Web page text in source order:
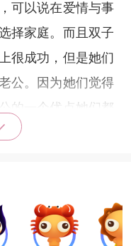
以说在爱情与事
择家庭。而且双子
很成功，但是她们
公。因为她们觉得
的一个优点她们都
成就感。
她们很有自己的想
个人选，她们就会